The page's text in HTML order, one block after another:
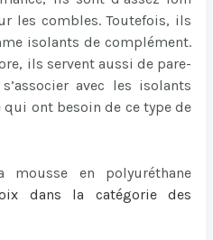
les combles. Toutefois, ils
isolants de complément.
ils servent aussi de pare-
avec les isolants
ont besoin de ce type de
en polyuréthane
dans la catégorie des